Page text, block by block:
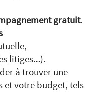
gratuit.
litiges…).
à trouver une
et votre budget, tels